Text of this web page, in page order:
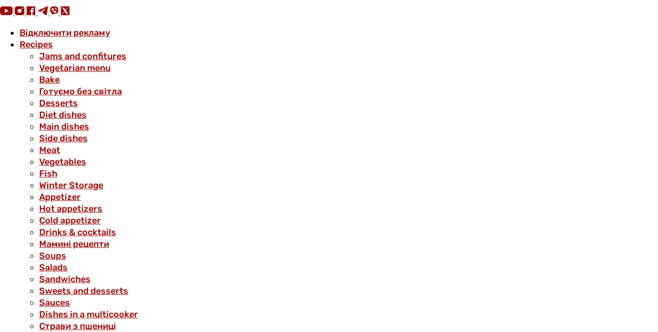
Відключити рекламу
Recipes
Jams and confitures
Vegetarian menu
Bake
Готуємо без світла
Desserts
Diet dishes
Main dishes
Side dishes
Meat
Vegetables
Fish
Winter Storage
Аppetizer
Hot appetizers
Cold appetizer
Drinks & cocktails
Мамині рецепти
Soups
Salads
Sandwiches
Sweets and desserts
Sauces
Dishes in a multicooker
Страви з пшениці